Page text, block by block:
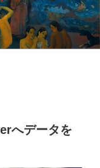
へデータを